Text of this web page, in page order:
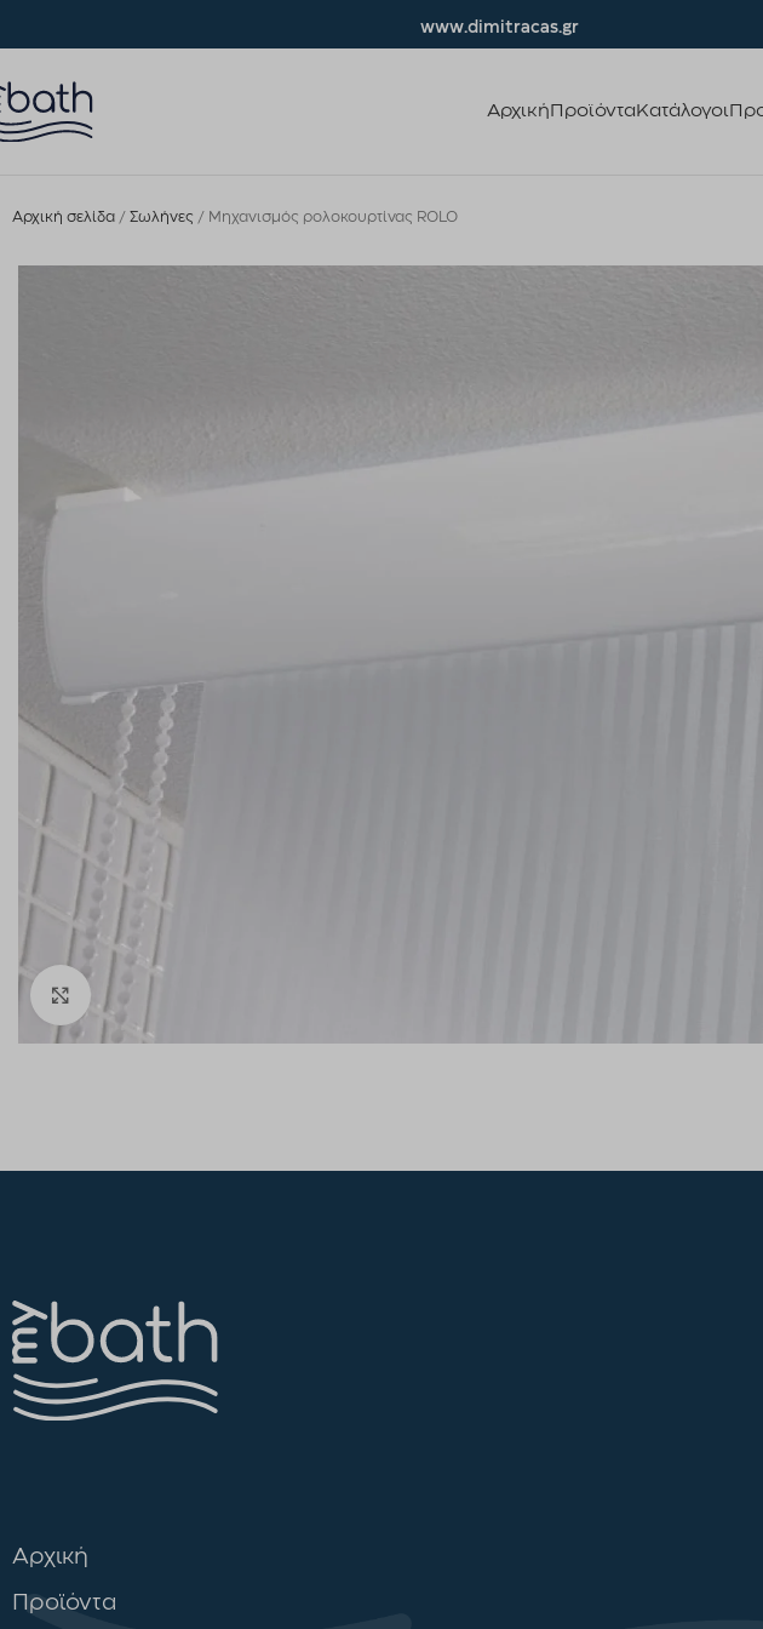
www.dimitracas.gr
Αρχική ΠροϊόνταΚατάλογοι
Αρχική σελίδα Σωλήνες Μηχανισμός ρολοκουρτίνας ROLO
Αρχική
Προϊόντα